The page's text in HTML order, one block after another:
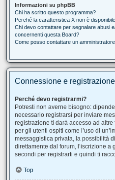
Informazioni su phpBB
Chi ha scritto questo programma?
Perché la caratteristica X non è
Chi devo contattare per segnalare abusi
concernenti questa Board?
Come posso contattare un
Connessione e registrazione
Perché devo registrarmi?
Potresti non averne bisogno:
necessario registrarsi per inviare
registrazione ti darà accesso ad
per gli utenti ospiti come l’uso di
messaggistica privata, la possibilità
direttamente dal forum, l’iscrizione a
secondi per registrarti e quindi ti
Top